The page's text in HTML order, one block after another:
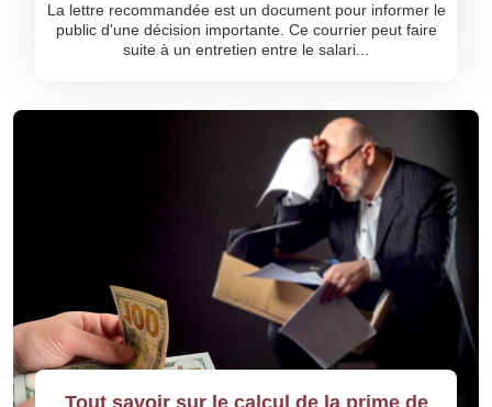
La lettre recommandée est un document pour informer le
public d'une décision importante. Ce courrier peut faire
suite à un entretien entre le salari...
Tout savoir sur le calcul de la prime de